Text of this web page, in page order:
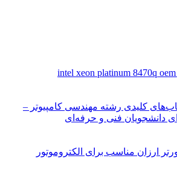
کلیدی رشته مهندسی کامپیوتر –
دانشجویان فنی و حرفه‌ای
ارزان مناسب برای الکتروموتور